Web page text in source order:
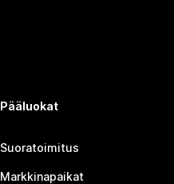
Pääluokat
Suoratoimitus
Markkinapaikat